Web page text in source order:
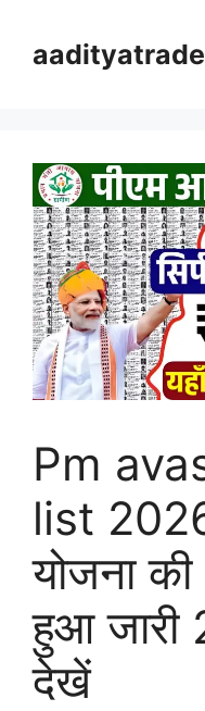
content
Pm
list
योजना
हुआ जारी
देखें